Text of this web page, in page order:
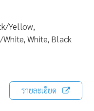
Yellow,
White, Black
รายละเอียด